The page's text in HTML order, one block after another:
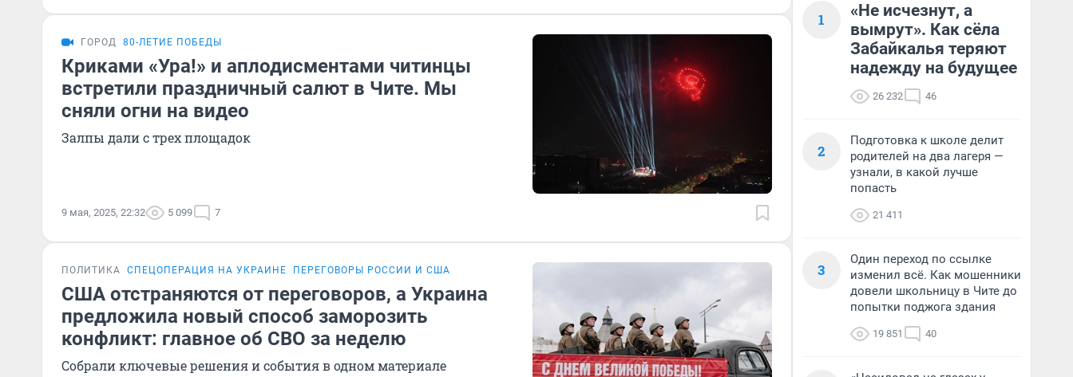
ГОРОД 80-ЛЕТИЕ ПОБЕДЫ
Криками «Ура!» и аплодисментами читинцы
встретили праздничный салют в Чите. Мы
сняли огни на видео
Залпы дали с трех площадок
9 мая, 2025, 22:32 5 099 7
ПОЛИТИКА СПЕЦОПЕРАЦИЯ НА УКРАИНЕ ПЕРЕГОВОРЫ РОССИИ И США
США отстраняются от переговоров, а Украина
предложила новый способ заморозить
конфликт: главное об СВО за неделю
Собрали ключевые решения и события в одном материале
1
«Не исчезнут, а
вымрут». Как сёла
Забайкалья теряют
надежду на будущее
26 232 46
2
Подготовка к школе делит
родителей на два лагеря —
узнали, в какой лучше
попасть
21 411
3
Один переход по ссылке
изменил всё. Как мошенники
довели школьницу в Чите до
попытки поджога здания
19 851 40